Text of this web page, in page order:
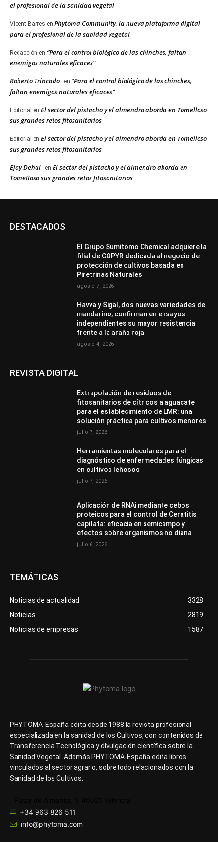
el profesional de la sanidad vegetal
Vicent Barres en Phytoma Community, la nueva plataforma digital
para el profesional de la sanidad vegetal
Redacción en “Para el control biológico de las chinches, faltan
enemigos naturales eficaces”
Roberto Trincado en “Para el control biológico de las chinches,
faltan enemigos naturales eficaces”
Editorial en El sector del pistacho y el almendro aborda en Tomelloso
sus grandes retos fitosanitarios
Editorial en El sector del pistacho y el almendro aborda en Tomelloso
sus grandes retos fitosanitarios
Ejay Dehal en El sector del pistacho y el almendro aborda en
Tomelloso sus grandes retos fitosanitarios
DESTACADOS
El Grupo Sumitomo Chemical adquiere la
filial de COPYR dedicada al negocio de
protección de cultivos basada en
Piretrinas Naturales
agosto 7, 2026
Havva y Sigal, dos nuevas variedades de
mandarino, confirman en ensayos
independientes su mayor resistencia
frente a la araña roja
agosto 4, 2026
REVISTA DIGITAL
Extrapolación de residuos de
fitosanitarios de cítricos a aguacate
para el establecimiento de LMR: una
solución práctica para cultivos menores
julio 7, 2026
Herramientas moleculares para el
diagnóstico de enfermedades fúngicas
en cultivos leñosos
julio 7, 2026
Aplicación de RNAi mediante cebos
proteicos para el control de Ceratitis
capitata: eficacia en semicampo y
efectos sobre organismos no diana
julio 6, 2026
TEMÁTICAS
Noticias de actualidad
3328
Noticias
2819
Noticias de empresas
1587
PHYTOMA-España edita desde 1988 la revista profesional
especializada en la sanidad de los Cultivos, con contenidos de
Transferencia Tecnológica y divulgación científica sobre la
Sanidad Vegetal. Además PHYTOMA-España edita libros
vinculados al sector agrario, sobretodo relacionados con la
Sanidad de los Cultivos.
+34 963 826 511
info@phytoma.com